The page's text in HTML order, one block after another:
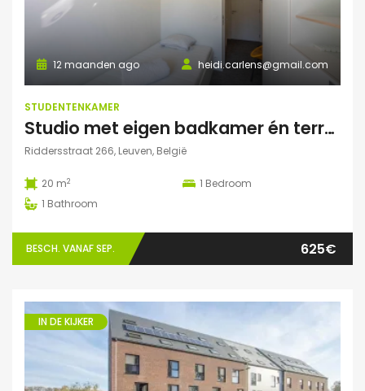
heidi.carlens@gmail.com
12 maanden ago
STUDENTENKAMER
Studio met eigen badkamer én terrasje
Riddersstraat 266, Leuven, België
20 m2 1 Bedroom
1 Bathroom
BESCH. VANAF SEP. 625€
IN DE KIJKER